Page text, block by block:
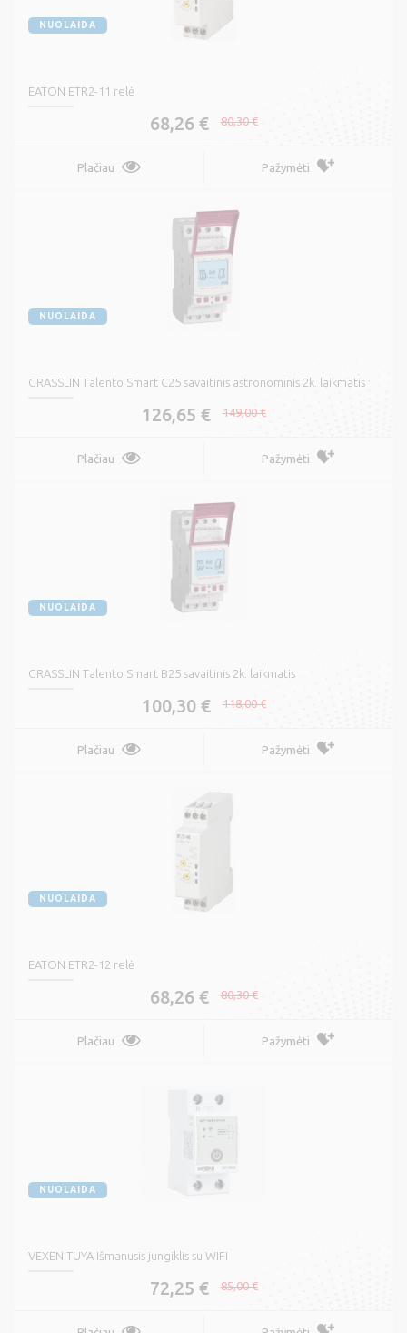
NUOLAIDA
EATON ETR2-11 relė
68,26 € 80,30 €
Plačiau Pažymėti
NUOLAIDA
GRASSLIN Talento Smart C25 savaitinis astronominis 2k. laikmatis
126,65 € 149,00 €
Plačiau Pažymėti
NUOLAIDA
GRASSLIN Talento Smart B25 savaitinis 2k. laikmatis
100,30 € 118,00 €
Plačiau Pažymėti
NUOLAIDA
EATON ETR2-12 relė
68,26 € 80,30 €
Plačiau Pažymėti
NUOLAIDA
VEXEN TUYA Išmanusis jungiklis su WIFI
72,25 € 85,00 €